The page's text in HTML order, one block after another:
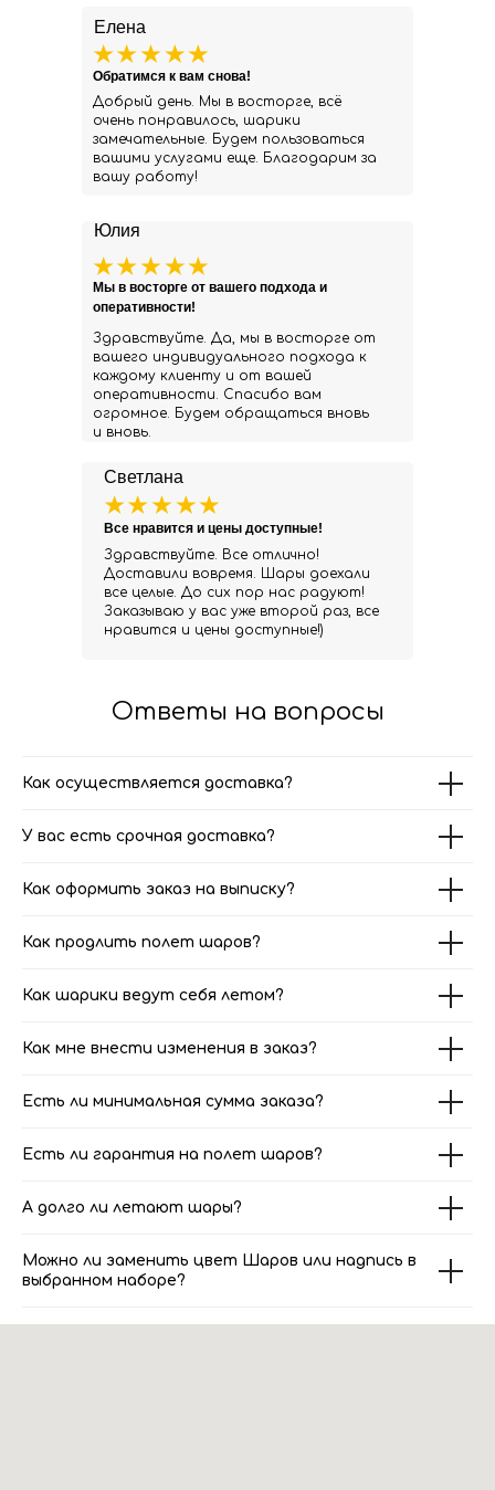
Юлия
Здравствуйте. Да, мы в восторге от
вашего индивидуального подхода к
каждому клиенту и от вашей
оперативности. Спасибо вам
огромное. Будем обращаться вновь
и вновь.
Мы в восторге от вашего подхода и
оперативности!
Светлана
Здравствуйте. Все отлично!
Доставили вовремя. Шары доехали
все целые. До сих пор нас радуют!
Заказываю у вас уже второй раз, все
нравится и цены доступные!)
Все нравится и цены доступные!
Елена
Добрый день. Мы в восторге, всё
очень понравилось, шарики
замечательные. Будем пользоваться
вашими услугами еще. Благодарим за
вашу работу!
Обратимся к вам снова!
Ответы на вопросы
Как осуществляется доставка?
У вас есть срочная доставка?
Как оформить заказ на выписку?
Как продлить полет шаров?
Как шарики ведут себя летом?
Как мне внести изменения в заказ?
Есть ли минимальная сумма заказа?
Есть ли гарантия на полет шаров?
А долго ли летают шары?
Можно ли заменить цвет Шаров или надпись в
выбранном наборе?